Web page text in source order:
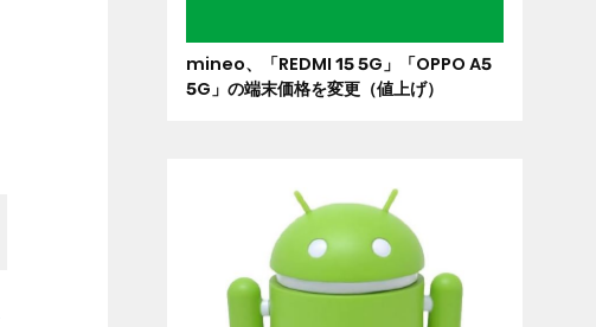
mineo、「REDMI 15 5G」「OPPO A5
5G」の端末価格を変更（値上げ）